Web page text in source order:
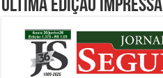
Última edição impressa